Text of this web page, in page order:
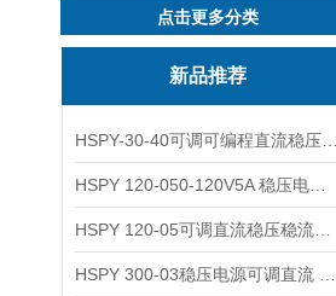
点击更多分类
新品推荐